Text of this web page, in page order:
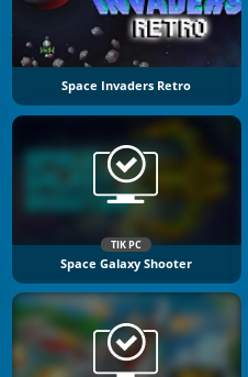
Space Invaders Retro
TIK PC
Space Galaxy Shooter